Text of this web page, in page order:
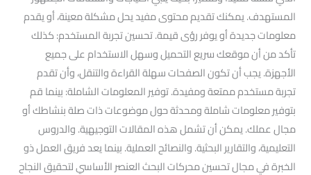
المستهدف. يمكنك تقديم محتوى مفيد يحل مشكلة معينة، أو يقدم
معلومات جديدة أو يوفر رؤى قيمة. تحسين تجربة المستخدم: كذلك
تأكد من أن موقعك سريع التحميل وسهل الاستخدام على جميع
الأجهزة. يجب أن تكون الصفحات سهلة القراءة والتنقل، وأن تقدم
تجربة مستخدم ممتعة ومفيدة. توفير المعلومات الشاملة: بينما قم
بتوفير معلومات شاملة ومحدثة حول موضوعات ذات صلة بنشاطك أو
مجال عملك. يمكن أن تشمل هذه المقالات التوجيهية. والدروس
التعليمية، والتقارير البحثية. والنصائح العملية. بينما يعد فريق العمل ذو
الخبرة في مجال تحسين محركات البحث العنصر الأساسي لتحقيق النجاح